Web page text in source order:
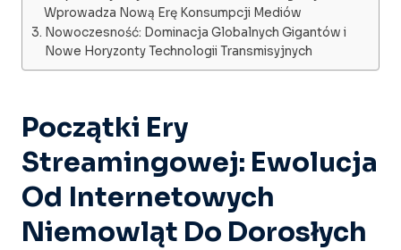
Wprowadza Nową Erę Konsumpcji Mediów
Nowoczesność: Dominacja Globalnych Gigantów i
Nowe Horyzonty Technologii Transmisyjnych
Początki Ery
Streamingowej: Ewolucja
Od Internetowych
Niemowląt Do Dorosłych